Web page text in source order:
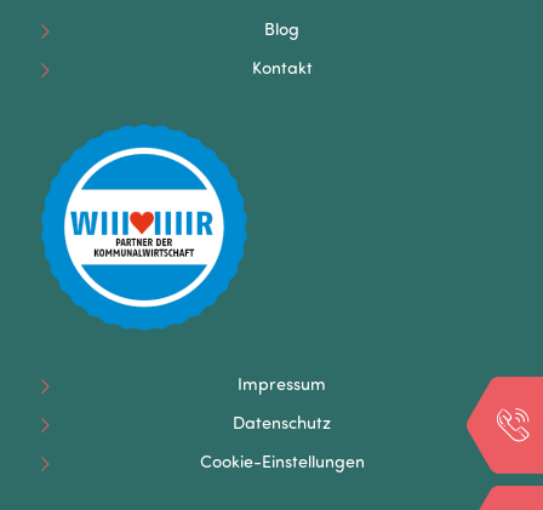
Blog
Kontakt
Impressum
Datenschutz
Cookie-Einstellungen